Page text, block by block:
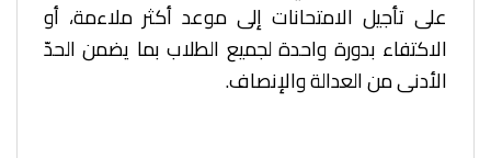
على تأجيل الامتحانات إلى موعد أكثر ملاءمة، أو
الاكتفاء بدورة واحدة لجميع الطلاب بما يضمن الحدّ
الأدنى من العدالة والإنصاف.